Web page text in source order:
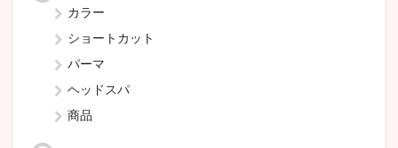
カラー
ショートカット
パーマ
ヘッドスパ
商品